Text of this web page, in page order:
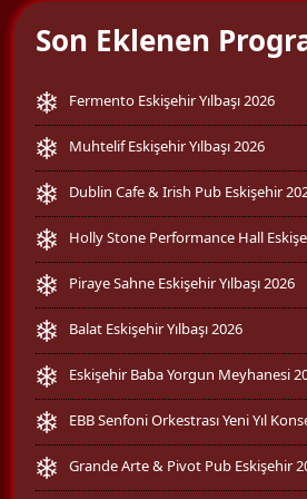
Son Eklenen
Fermento Eskişehir Yılbaşı 2026
Muhtelif Eskişehir Yılbaşı 2026
Dublin Cafe & Irish Pub Eskişehir
Holly Stone Performance Hall
Piraye Sahne Eskişehir Yılbaşı 2026
Balat Eskişehir Yılbaşı 2026
Eskişehir Baba Yorgun Meyhanesi
EBB Senfoni Orkestrası Yeni Yıl
Grande Arte & Pivot Pub Eskişehir